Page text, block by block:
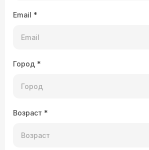
Email *
Город *
Возраст *